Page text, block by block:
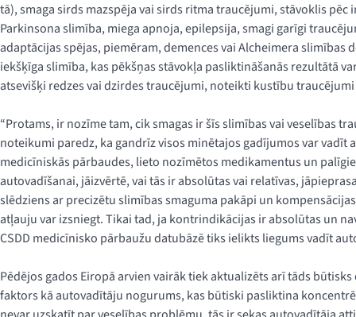
tā), smaga sirds mazspēja vai sirds ritma traucējumi, stāvoklis
Parkinsona slimība, miega apnoja, epilepsija, smagi garīgi
adaptācijas spējas, piemēram, demences vai Alcheimera slimības
iekšķīga slimība, kas pēkšņas stāvokļa pasliktināšanās rezultātā
atsevišķi redzes vai dzirdes traucējumi, noteikti kustību traucējumi
“Protams, ir nozīme tam, cik smagas ir šīs slimības vai veselības
noteikumi paredz, ka gandrīz visos minētajos gadījumos var vadīt
medicīniskās pārbaudes, lieto nozīmētos medikamentus un
autovadīšanai, jāizvērtē, vai tās ir absolūtas vai relatīvas,
slēdziens ar precizētu slimības smaguma pakāpi un
atļauju var izsniegt. Tikai tad, ja kontrindikācijas ir absolūtas un
CSDD medicīnisko pārbaužu datubāzē tiks ielikts liegums vadīt
Pēdējos gados Eiropā arvien vairāk tiek aktualizēts arī tāds
faktors kā autovadītāju nogurums, kas būtiski pasliktina